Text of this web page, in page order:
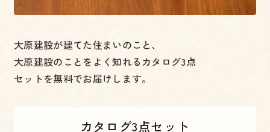
大原建設が建てた住まいのこと、
大原建設のことをよく知れるカタログ3点
セットを無料でお届けします。
カタログ3点セット